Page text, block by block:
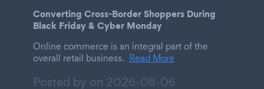
Converting Cross-Border Shoppers During
Black Friday & Cyber Monday
Online commerce is an integral part of the
overall retail business. Read More
Posted by on 2026-08-06